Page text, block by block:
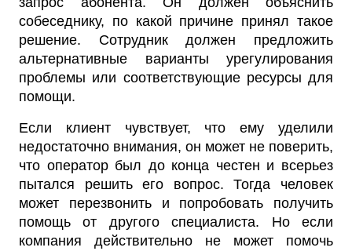
собеседнику, по какой причине принял такое
решение. Сотрудник должен предложить
альтернативные варианты урегулирования
проблемы или соответствующие ресурсы для
помощи.
Если клиент чувствует, что ему уделили
недостаточно внимания, он может не поверить,
что оператор был до конца честен и всерьез
пытался решить его вопрос. Тогда человек
может перезвонить и попробовать получить
помощь от другого специалиста. Но если
компания действительно не может помочь